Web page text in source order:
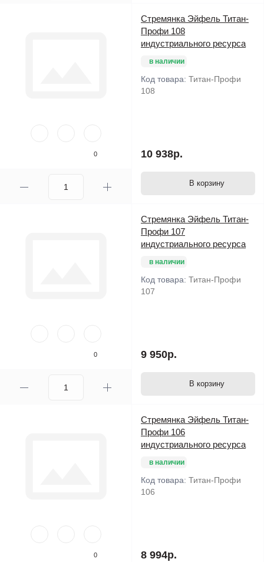
0
Стремянка Эйфель Титан-
Профи 108
индустриального ресурса
в наличии
Код товара: Титан-Профи
108
10 938р.
В корзину
0
Стремянка Эйфель Титан-
Профи 107
индустриального ресурса
в наличии
Код товара: Титан-Профи
107
9 950р.
В корзину
0
Стремянка Эйфель Титан-
Профи 106
индустриального ресурса
в наличии
Код товара: Титан-Профи
106
8 994р.